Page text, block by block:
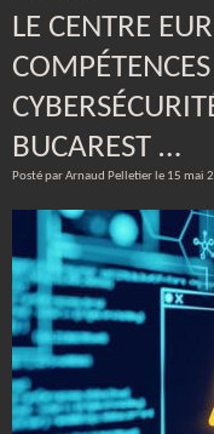
LE CENTRE
BUCAREST …
Posté par Arnaud Pelletier le 15 mai